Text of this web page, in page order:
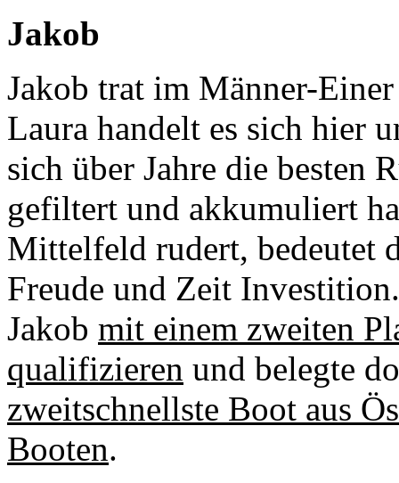
Jakob
Jakob trat im Männer-
Laura handelt es sich hier
sich über Jahre die besten
gefiltert und akkumuliert
Mittelfeld rudert, bedeutet
Freude und Zeit
Jakob mit einem zweiten
qualifizieren und belegte
zweitschnellste Boot aus
Booten.